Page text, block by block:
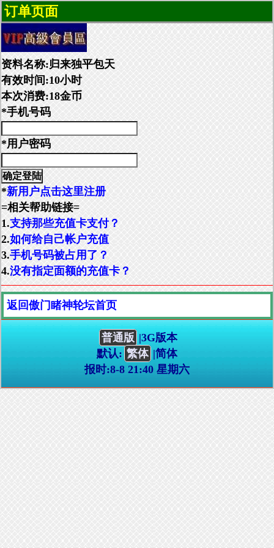
订单页面
资料名称:归来独平包天
有效时间:10小时
本次消费:18金币
*手机号码
*用户密码
*新用户点击这里注册
=相关帮助链接=
1.支持那些充值卡支付？
2.如何给自己帐户充值
3.手机号码被占用了？
4.没有指定面额的充值卡？
返回傲门睹神轮坛首页
普通版 |3G版本
默认: 繁体 |简体
报时:8-8 21:40 星期六